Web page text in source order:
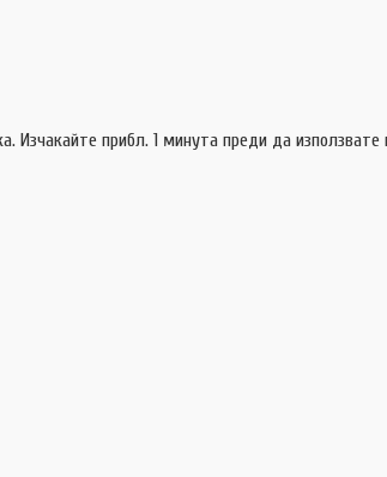
Изчакайте прибл. 1 минута преди да използвате